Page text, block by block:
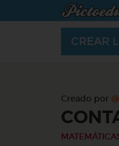
CREAR
Creado por